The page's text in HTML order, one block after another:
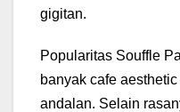
gigitan.
Popularitas Souffle
banyak cafe
andalan. Selain